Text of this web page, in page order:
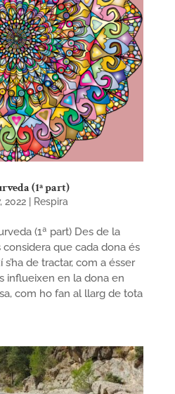
(1ª part)
2022| Respira
(1ª part) Des de la
que cada dona és
de tractar, com a ésser
influeixen en la dona en
com ho fan al llarg de tota